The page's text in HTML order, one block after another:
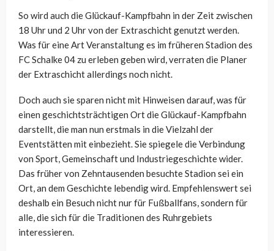
So wird auch die Glückauf-Kampfbahn in der Zeit zwischen
18 Uhr und 2 Uhr von der Extraschicht genutzt werden.
Was für eine Art Veranstaltung es im früheren Stadion des
FC Schalke 04 zu erleben geben wird, verraten die Planer
der Extraschicht allerdings noch nicht.
Doch auch sie sparen nicht mit Hinweisen darauf, was für
einen geschichtsträchtigen Ort die Glückauf-Kampfbahn
darstellt, die man nun erstmals in die Vielzahl der
Eventstätten mit einbezieht. Sie spiegele die Verbindung
von Sport, Gemeinschaft und Industriegeschichte wider.
Das früher von Zehntausenden besuchte Stadion sei ein
Ort, an dem Geschichte lebendig wird. Empfehlenswert sei
deshalb ein Besuch nicht nur für Fußballfans, sondern für
alle, die sich für die Traditionen des Ruhrgebiets
interessieren.